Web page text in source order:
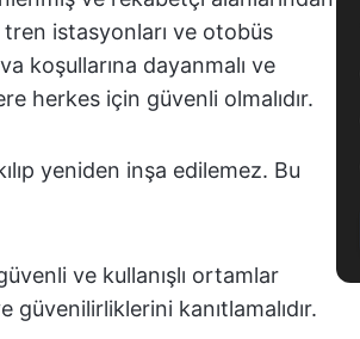
istasyonları ve otobüs
koşullarına dayanmalı ve
herkes için güvenli olmalıdır.
yeniden inşa edilemez. Bu
ve kullanışlı ortamlar
kanıtlamalıdır.